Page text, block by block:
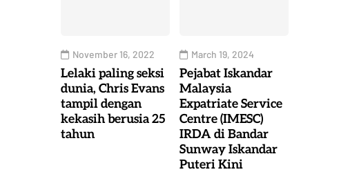
November 16, 2022
Lelaki paling seksi
dunia, Chris Evans
tampil dengan
kekasih berusia 25
tahun
March 19, 2024
Pejabat Iskandar
Malaysia
Expatriate Service
Centre (IMESC)
IRDA di Bandar
Sunway Iskandar
Puteri Kini